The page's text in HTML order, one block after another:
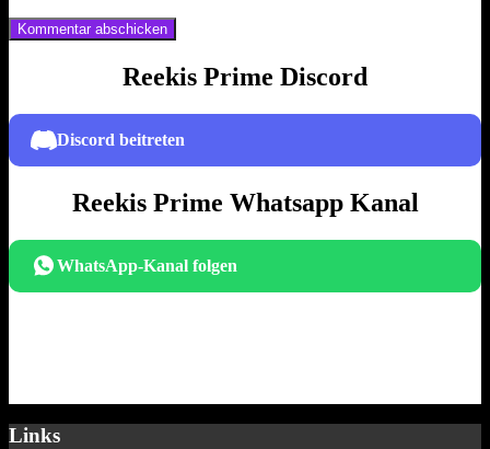
Reekis Prime Discord
Discord beitreten
Reekis Prime Whatsapp Kanal
WhatsApp-Kanal folgen
Links